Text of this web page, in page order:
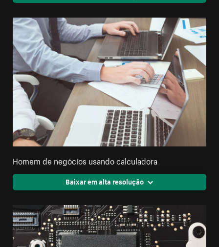
Homem de negócios usando calculadora
Baixar em alta resolução